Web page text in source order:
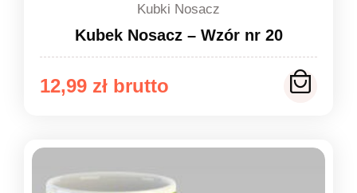
Kubki Nosacz
Kubek Nosacz – Wzór nr 20
12,99 zł